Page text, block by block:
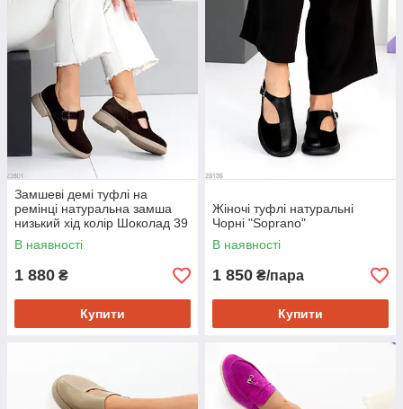
Замшеві демі туфлі на
ремінці натуральна замша
низький хід колір Шоколад 39
В наявності
1 880 ₴
Купити
Жіночі туфлі натуральні
Чорні "Soprano"
В наявності
1 850 ₴/пара
Купити